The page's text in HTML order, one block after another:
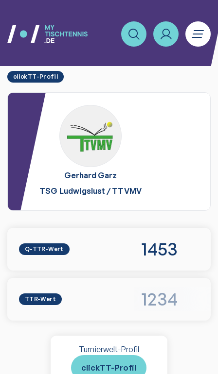
clickTT-Profil
Gerhard Garz
TSG Ludwigslust /TTVMV
Q-TTR-Wert 1453
TTR-Wert 1234
Turnierwelt-Profil
clickTT-Profil